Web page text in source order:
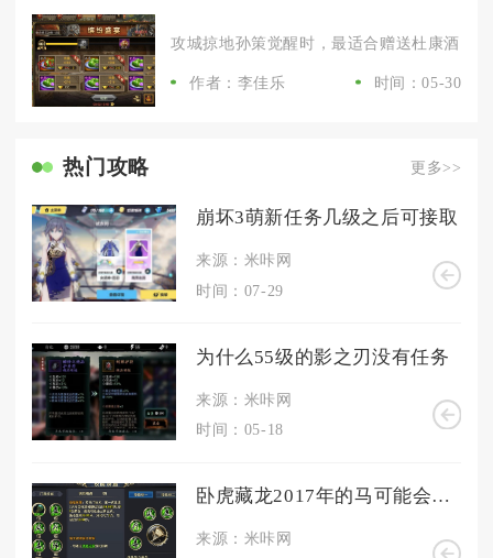
攻城掠地孙策觉醒时，最适合赠送杜康酒、
作者：李佳乐 时间：05-30
热门攻略 更多>>
崩坏3萌新任务几级之后可接取
来源：米咔网
时间：07-29
为什么55级的影之刃没有任务
来源：米咔网
时间：05-18
卧虎藏龙2017年的马可能会在哪里
来源：米咔网